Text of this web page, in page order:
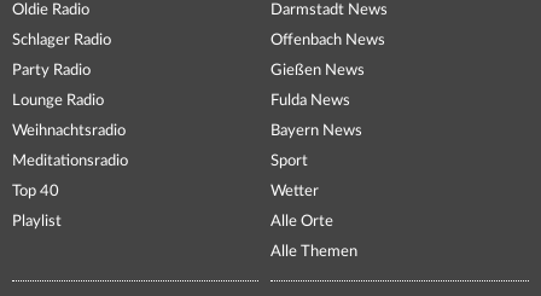
Oldie Radio
Schlager Radio
Party Radio
Lounge Radio
Weihnachtsradio
Meditationsradio
Top 40
Playlist
Darmstadt News
Offenbach News
Gießen News
Fulda News
Bayern News
Sport
Wetter
Alle Orte
Alle Themen